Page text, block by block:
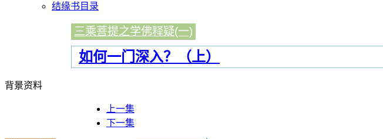
结缘书目录
三乘菩提之学佛释疑(一)
如何一门深入？（上）
背景资料
上一集
下一集